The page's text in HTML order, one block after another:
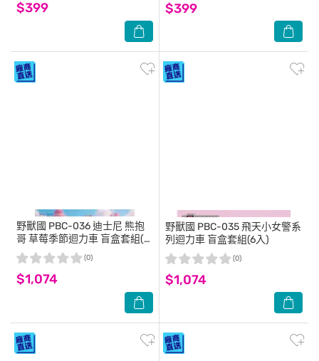
$399 $399
野獸國 PBC-036 迪士尼 熊抱
哥 草莓季節迴力車 盲盒套組(6
入)
$1,074
(0)
野獸國 PBC-035 飛天小女警系
列迴力車 盲盒套組(6入)
$1,074
(0)